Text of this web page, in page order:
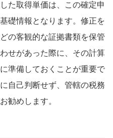
た取得単価は、この確定申
礎情報となります。修正を
の客観的な証拠書類を保管
せがあった際に、その計算
準備しておくことが重要で
自己判断せず、管轄の税務
勧めします。